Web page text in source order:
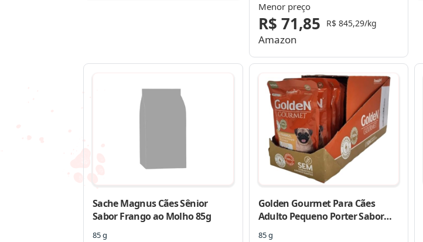
Menor preço
R$ 71,85 R$ 845,29/kg
Amazon
Sache Magnus Cães Sênior
Sabor Frango ao Molho 85g
85 g
Golden Gourmet Para Cães
Adulto Pequeno Porter Sabor
85 g